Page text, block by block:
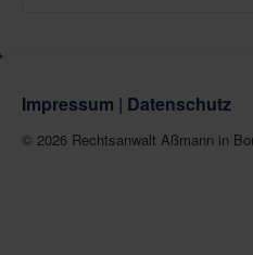
Impressum | Datenschutz
© 2026 Rechtsanwalt Aßmann in